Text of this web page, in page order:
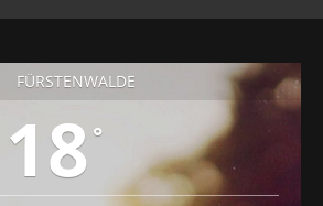
FÜRSTENWALDE
18 °